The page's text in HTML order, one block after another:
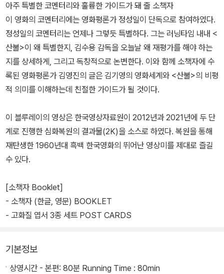
아주 특별한 코멘터리와 훌륭한 가이드가 돼 줄 소책자
이 영화의 코멘터리에는 영화평론가 정성일이 단독으로 참여하였다.
정성일의 코멘터리는 언제나 그렇듯 특별하다. 그는 러닝타임 내내 <
산불>이 왜 특별한지, 김수용 감독을 오늘날 왜 재평가를 해야 하는
지를 상세하게, 그리고 독창적으로 논변한다. 이와 함께 소책자에 수
록된 영화평론가 김영진의 글은 김기영의 영화세계와 <산불>의 비평
적 의미를 이해하는데 친절한 가이드가 될 것이다.
이 블루레이의 영상은 한국영상자료원이 2012년과 2021년에 두 단
계로 진행한 심화복원의 결과물(2K)을 소스로 하였다. 복원을 통해
재탄생한 1960년대 흑백 한국영화의 뛰어난 영상미를 제대로 즐길
수 있다.
[소책자 Booklet]
- 소책자 (한글, 영문) BOOKLET
- 고화질 엽서 3종 세트 POST CARDS
기본정보
상영시간 - 본편: 80분 Running Time : 80min